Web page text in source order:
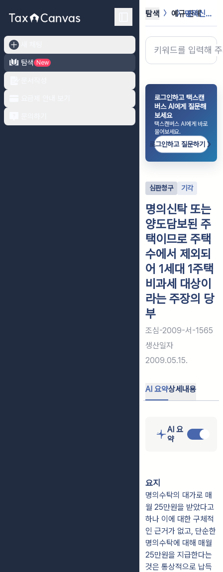
탐색
New
탐색 예규·판례 명의신탁 또는 양도담보된 주택이므로 ...
로그인하고 택스캔
버스 AI에게 질문해
보세요
택스캔버스 AI에게 바로
물어보세요.
로그인하고 질문하기
심판청구 기각
명의신탁 또는
양도담보된 주
택이므로 주택
수에서 제외되
어 1세대 1주택
비과세 대상이
라는 주장의 당
부
조심-2009-서-1565
생산일자
2009.05.15.
AI 요약상세내용
AI 요
약
요지
명의수탁의 대가로 매
월 25만원을 받았다고
하나 이에 대한 구체적
인 근거가 없고, 단순한
명의수탁에 대해 매월
25만원을 지급한다는
것은 통상적으로 납득